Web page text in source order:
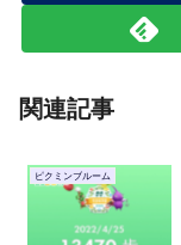
関連記事
ピクミンブルーム